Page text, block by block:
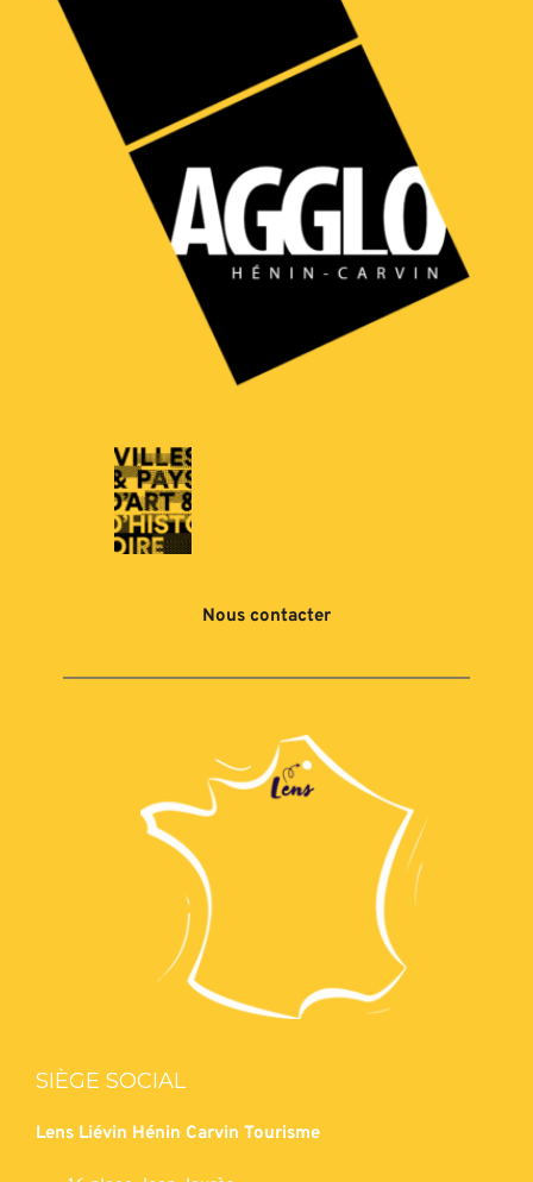
Nous contacter
SIÈGE SOCIAL
Lens Liévin Hénin Carvin Tourisme